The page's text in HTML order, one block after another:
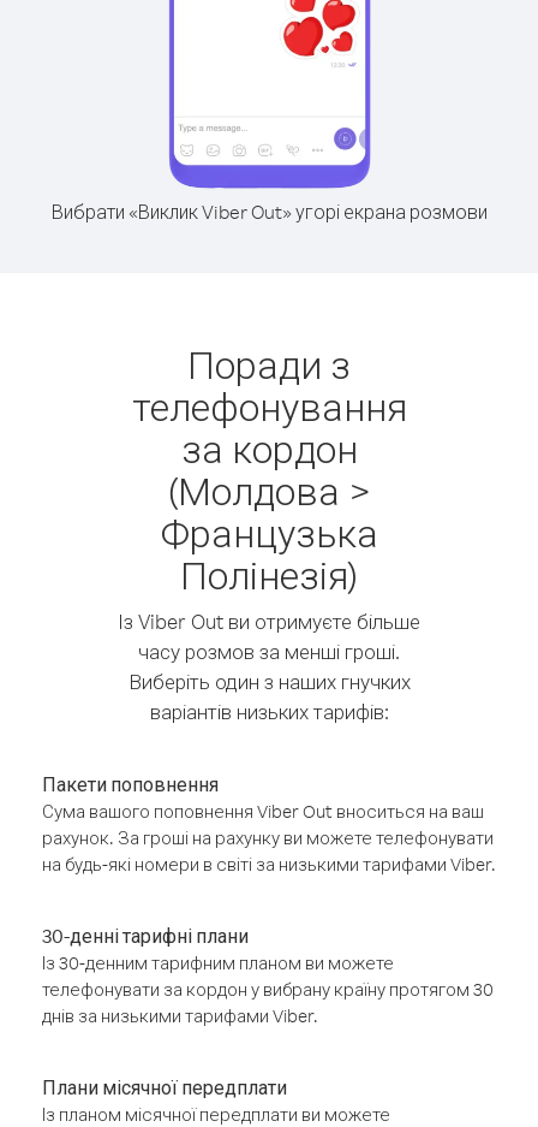
Вибрати «Виклик Viber Out» угорі екрана розмови
Поради з
телефонування
за кордон
(Молдова >
Французька
Полінезія)
Із Viber Out ви отримуєте більше
часу розмов за менші гроші.
Виберіть один з наших гнучких
варіантів низьких тарифів:
Пакети поповнення
Сума вашого поповнення Viber Out вноситься на ваш
рахунок. За гроші на рахунку ви можете телефонувати
на будь-які номери в світі за низькими тарифами Viber.
30-денні тарифні плани
Із 30-денним тарифним планом ви можете
телефонувати за кордон у вибрану країну протягом 30
днів за низькими тарифами Viber.
Плани місячної передплати
Із планом місячної передплати ви можете